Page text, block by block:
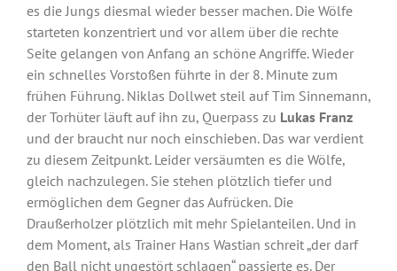
es die Jungs diesmal wieder besser machen. Die Wölfe
starteten konzentriert und vor allem über die rechte
Seite gelangen von Anfang an schöne Angriffe. Wieder
ein schnelles Vorstoßen führte in der 8. Minute zum
frühen Führung. Niklas Dollwet steil auf Tim Sinnemann,
der Torhüter läuft auf ihn zu, Querpass zu Lukas Franz
und der braucht nur noch einschieben. Das war verdient
zu diesem Zeitpunkt. Leider versäumten es die Wölfe,
gleich nachzulegen. Sie stehen plötzlich tiefer und
ermöglichen dem Gegner das Aufrücken. Die
Draußerholzer plötzlich mit mehr Spielanteilen. Und in
dem Moment, als Trainer Hans Wastian schreit „der darf
den Ball nicht ungestört schlagen“ passierte es. Der